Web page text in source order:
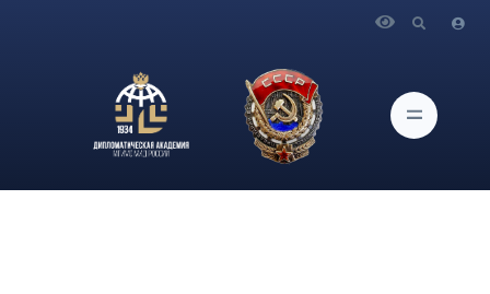
МГИМО МИД России им. В.И.Попова прошла экскурсия
для делегации Государства Ливия